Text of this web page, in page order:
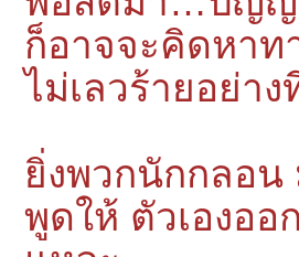
ก็อาจจะคิดหาท
ไม่เลวร้ายอย่าง
ยิ่งพวกนักกลอน
พูดให้ ตัวเองอ